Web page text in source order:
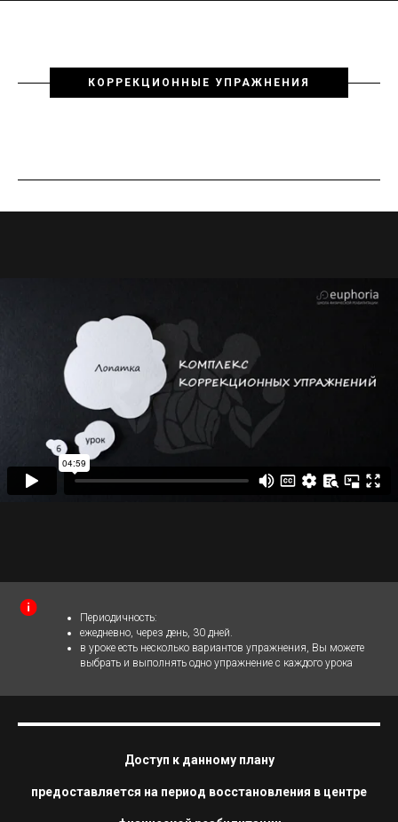
КОРРЕКЦИОННЫЕ УПРАЖНЕНИЯ
Периодичность:
ежедневно, через день, 30 дней.
в уроке есть несколько вариантов упражнения, Вы можете
выбрать и выполнять одно упражнение с каждого урока
Доступ к данному плану
предоставляется на период восстановления в центре